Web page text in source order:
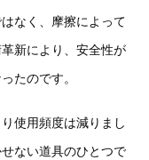
なく、摩擦によって
新により、安全性が
たのです。
使用頻度は減りまし
ない道具のひとつで